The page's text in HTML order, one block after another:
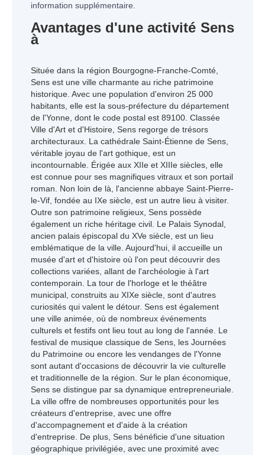
information supplémentaire.
Avantages d'une activité
à
Sens
Située dans la région Bourgogne-Franche-Comté,
Sens est une ville charmante au riche patrimoine
historique. Avec une population d'environ 25 000
habitants, elle est la sous-préfecture du département
de l'Yonne, dont le code postal est 89100. Classée
Ville d'Art et d'Histoire, Sens regorge de trésors
architecturaux. La cathédrale Saint-Étienne de Sens,
véritable joyau de l'art gothique, est un
incontournable. Érigée aux XIIe et XIIIe siècles, elle
est connue pour ses magnifiques vitraux et son portail
roman. Non loin de là, l'ancienne abbaye Saint-Pierre-
le-Vif, fondée au IXe siècle, est un autre lieu à visiter.
Outre son patrimoine religieux, Sens possède
également un riche héritage civil. Le Palais Synodal,
ancien palais épiscopal du XVe siècle, est un lieu
emblématique de la ville. Aujourd'hui, il accueille un
musée d'art et d'histoire où l'on peut découvrir des
collections variées, allant de l'archéologie à l'art
contemporain. La tour de l'horloge et le théâtre
municipal, construits au XIXe siècle, sont d'autres
curiosités qui valent le détour. Sens est également
une ville animée, où de nombreux événements
culturels et festifs ont lieu tout au long de l'année. Le
festival de musique classique de Sens, les Journées
du Patrimoine ou encore les vendanges de l'Yonne
sont autant d'occasions de découvrir la vie culturelle
et traditionnelle de la région. Sur le plan économique,
Sens se distingue par sa dynamique entrepreneuriale.
La ville offre de nombreuses opportunités pour les
créateurs d'entreprise, avec une offre
d'accompagnement et d'aide à la création
d'entreprise. De plus, Sens bénéficie d'une situation
géographique privilégiée, avec une proximité avec